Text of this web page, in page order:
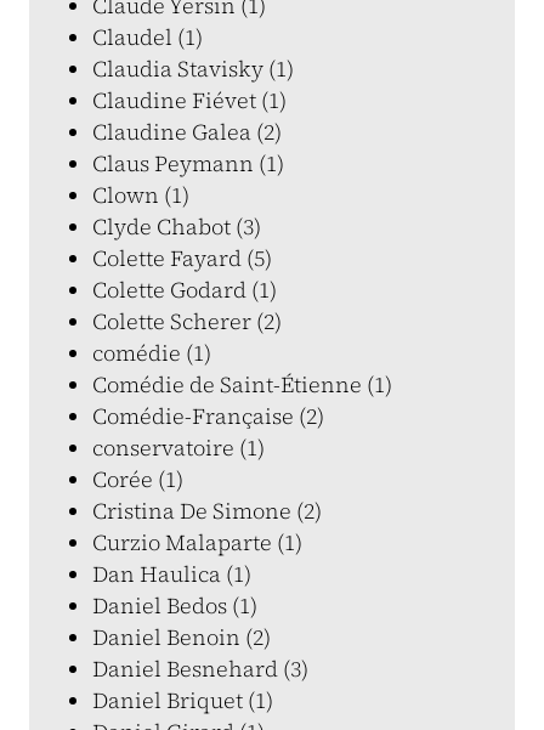
Claudel (1)
Claudia Stavisky (1)
Claudine Fiévet (1)
Claudine Galea (2)
Claus Peymann (1)
Clown (1)
Clyde Chabot (3)
Colette Fayard (5)
Colette Godard (1)
Colette Scherer (2)
comédie (1)
Comédie de Saint-Étienne (1)
Comédie-Française (2)
conservatoire (1)
Corée (1)
Cristina De Simone (2)
Curzio Malaparte (1)
Dan Haulica (1)
Daniel Bedos (1)
Daniel Benoin (2)
Daniel Besnehard (3)
Daniel Briquet (1)